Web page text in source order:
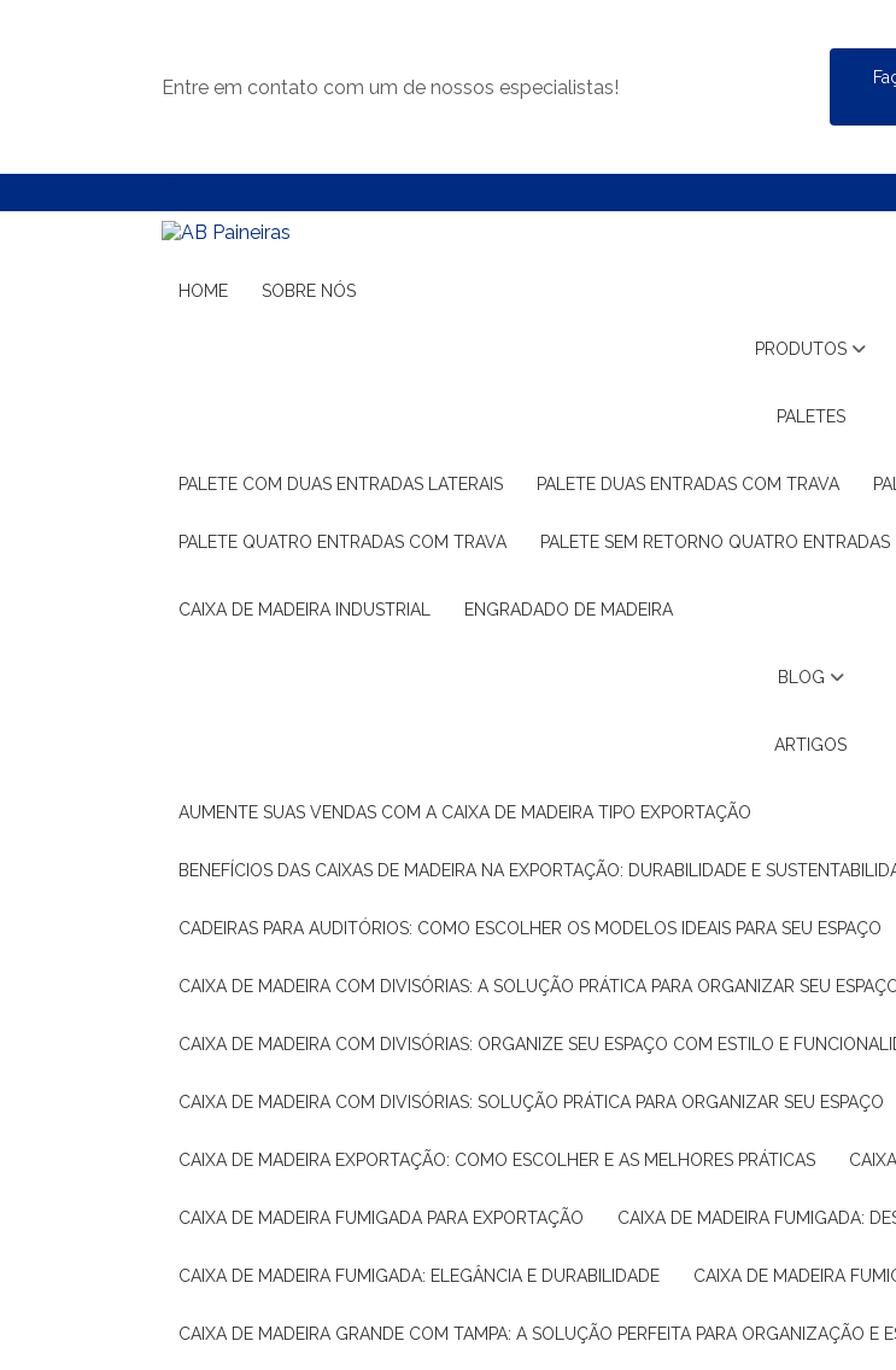
Entre em contato com um de nossos especialistas!
HOME SOBRE NÓS
PRODUTOS
PALETES
PALETE COM DUAS ENTRADAS LATERAIS PALETE DUAS ENTRADAS COM TRAVA
PALETE QUATRO ENTRADAS COM TRAVA PALETE SEM RETORNO QUATRO ENTRADAS
CAIXA DE MADEIRA INDUSTRIAL ENGRADADO DE MADEIRA
BLOG
ARTIGOS
AUMENTE SUAS VENDAS COM A CAIXA DE MADEIRA TIPO EXPORTAÇÃO
BENEFÍCIOS DAS CAIXAS DE MADEIRA NA EXPORTAÇÃO: DURABILIDADE E
CADEIRAS PARA AUDITÓRIOS: COMO ESCOLHER OS MODELOS IDEAIS PARA SEU ESPAÇO
CAIXA DE MADEIRA COM DIVISÓRIAS: A SOLUÇÃO PRÁTICA PARA ORGANIZAR SEU
CAIXA DE MADEIRA COM DIVISÓRIAS: ORGANIZE SEU ESPAÇO COM ESTILO E
CAIXA DE MADEIRA COM DIVISÓRIAS: SOLUÇÃO PRÁTICA PARA ORGANIZAR SEU ESPAÇO
CAIXA DE MADEIRA EXPORTAÇÃO: COMO ESCOLHER E AS MELHORES PRÁTICAS
CAIXA DE MADEIRA FUMIGADA PARA EXPORTAÇÃO CAIXA DE MADEIRA FUMIGADA:
CAIXA DE MADEIRA FUMIGADA: ELEGÂNCIA E DURABILIDADE CAIXA DE MADEIRA
CAIXA DE MADEIRA GRANDE COM TAMPA: A SOLUÇÃO PERFEITA PARA ORGANIZAÇÃO E